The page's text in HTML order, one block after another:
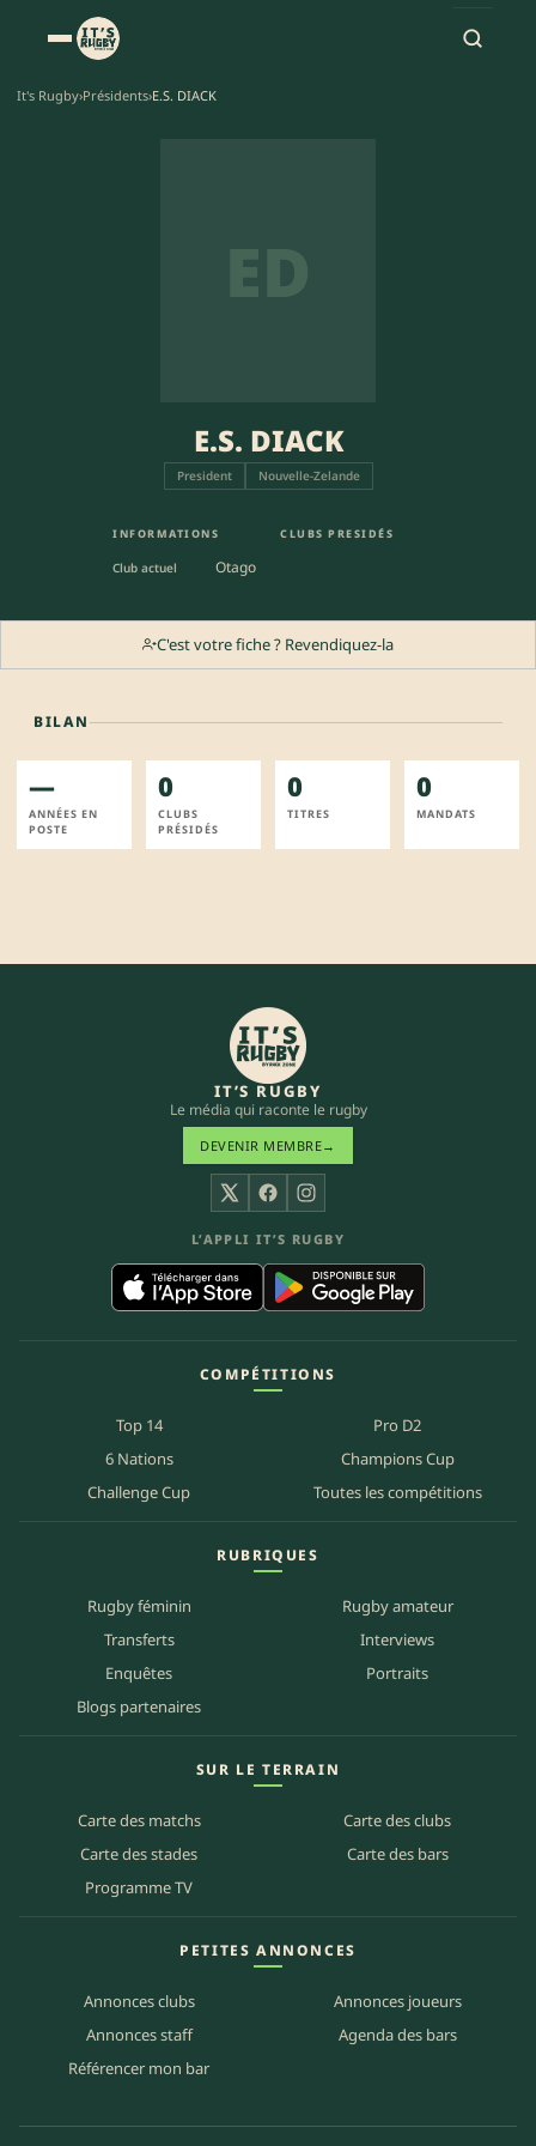
It's Rugby›Présidents›E.S. DIACK
ED
E.S. DIACK
President Nouvelle-Zelande
INFORMATIONS
Club actuel Otago
CLUBS PRESIDÉS
C'est votre fiche ? Revendiquez-la
BILAN
—
ANNÉES EN
POSTE
0
CLUBS
PRÉSIDÉS
0
TITRES
0
MANDATS
IT’S RUGBY
Le média qui raconte le rugby
DEVENIR MEMBRE→
X FacebookInstagram
L’APPLI IT’S RUGBY
COMPÉTITIONS
Top 14
Pro D2
6 Nations
Champions Cup
Challenge Cup
Toutes les compétitions
RUBRIQUES
Rugby féminin
Rugby amateur
Transferts
Interviews
Enquêtes
Portraits
Blogs partenaires
SUR LE TERRAIN
Carte des matchs
Carte des clubs
Carte des stades
Carte des bars
Programme TV
PETITES ANNONCES
Annonces clubs
Annonces joueurs
Annonces staff
Agenda des bars
Référencer mon bar